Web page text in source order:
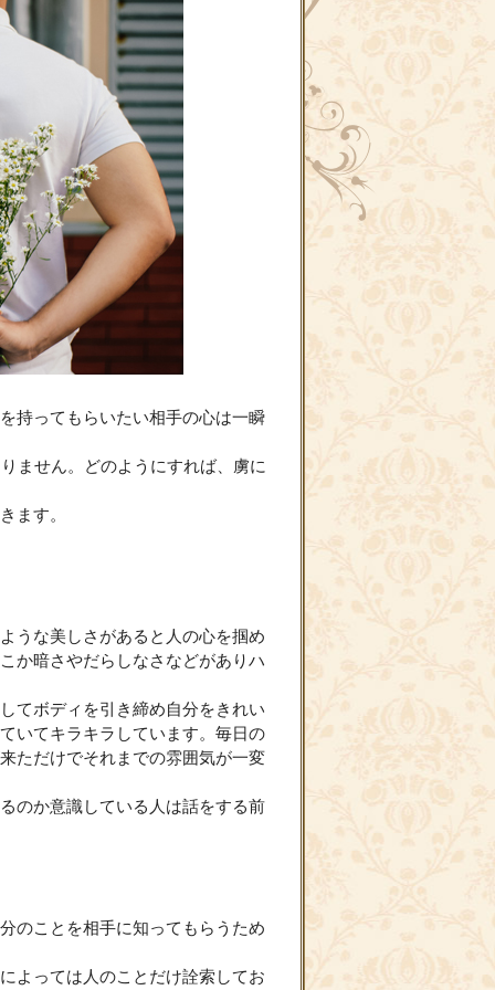
持ってもらいたい相手の心は一瞬
ません。どのようにすれば、虜に
ます。
うな美しさがあると人の心を掴め
か暗さやだらしなさなどがありハ
てボディを引き締め自分をきれい
いてキラキラしています。毎日の
ただけでそれまでの雰囲気が一変
のか意識している人は話をする前
のことを相手に知ってもらうため
よっては人のことだけ詮索してお